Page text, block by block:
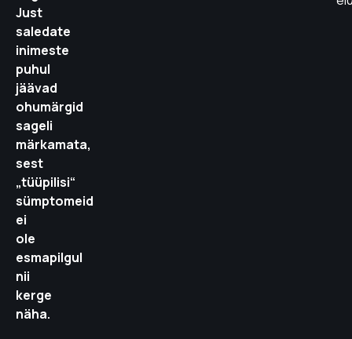
Just
saledate
inimeste
puhul
jäävad
ohumärgid
sageli
märkamata,
sest
„tüüpilisi“
sümptomeid
ei
ole
esmapilgul
nii
kerge
näha.